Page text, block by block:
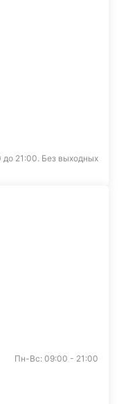
21:00. Без выходных
Пн-Вс: 09:00 - 21:00